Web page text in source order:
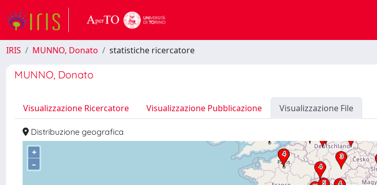
IRIS MUNNO, Donato statistiche ricercatore
MUNNO, Donato
Visualizzazione Ricercatore Visualizzazione Pubblicazione Visualizzazione File
Distribuzione geografica
+
–